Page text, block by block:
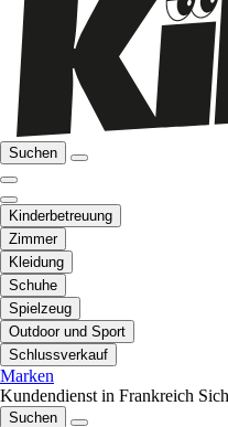
Suchen
Kinderbetreuung
Zimmer
Kleidung
Schuhe
Spielzeug
Outdoor und Sport
Schlussverkauf
Marken
Kundendienst in Frankreich
Suchen